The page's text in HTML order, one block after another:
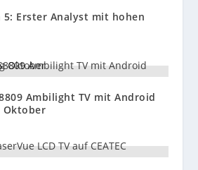
5: Erster Analyst mit hohen
Ambilight TV mit Android
Oktober